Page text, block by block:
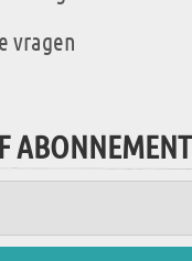
vragen
ABONNEMENT